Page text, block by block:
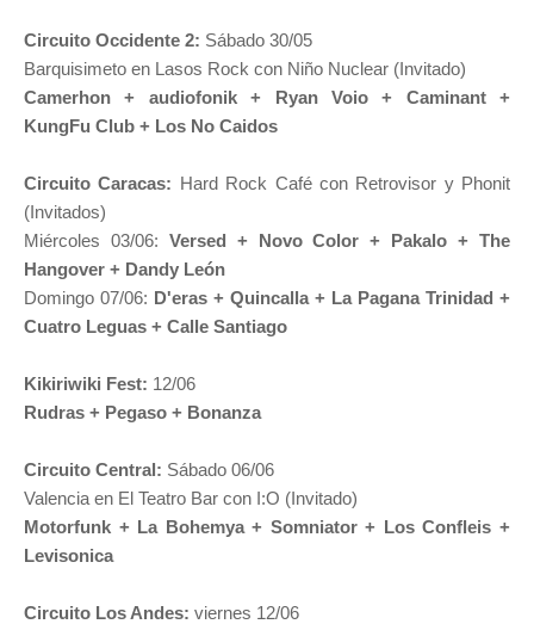
Circuito Occidente 2: Sábado 30/05
Barquisimeto en Lasos Rock con ​Niño Nuclear (Invitado)
Camerhon + audiofonik + Ryan Voio + Caminant +
KungFu Club + Los No Caidos
Circuito Caracas: Hard Rock Café con Retrovisor y Phonit
(Invitados)
Miércoles 03/06: Versed + Novo Color + Pakalo + The
Hangover + Dandy León
Domingo 07/06: D'eras + Quincalla + La Pagana Trinidad +
Cuatro Leguas + Calle Santiago
​​Kikiriwiki Fest: 12/06
Rudras + Pegaso + Bonanza
Circuito Central: Sábado 06/06
Valencia en El Teatro Bar con I:O​ (Invitado)
Motorfunk + La Bohemya + Somniator + Los Confleis +
Levisonica
​​Circuito Los Andes: viernes 12/06